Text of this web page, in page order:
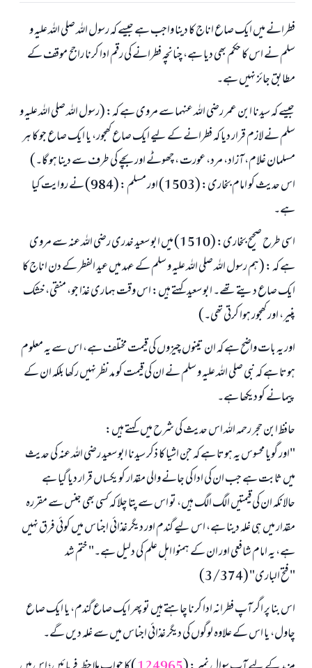
فطرانے میں ایک صاع اناج کا دینا واجب ہے جیسے کہ رسول اللہ صلی اللہ علیہ و
سلم نے اس کا حکم بھی دیا ہے، چنانچہ فطرانے کی رقم ادا کرنا راجح موقف کے
مطابق جائز نہیں ہے۔
جیسے کہ سیدنا ابن عمر رضی اللہ عنہما سے مروی ہے کہ: (رسول اللہ صلی اللہ علیہ و
سلم نے لازم قرار دیا کہ فطرانے کے لیے ایک صاع کھجور، یا ایک صاع جو کا ہر
مسلمان غلام، آزاد، مرد، عورت ، چھوٹے اور بچے کی طرف سے دینا ہو گا۔)
اس حدیث کو امام بخاری: (1503) اور مسلم : (984) نے روایت کیا
ہے۔
اسی طرح صحیح بخاری: (1510) میں ابو سعید خدری رضی اللہ عنہ سے مروی
ہے کہ : (ہم رسول اللہ صلی اللہ علیہ و سلم کے عہد میں عید الفطر کے دن اناج کا
ایک صاع دیتے تھے۔ ابو سعید کہتے ہیں: اس وقت ہماری غذا جو، منقی، خشک
پنیر، اور کھجور ہوا کرتی تھی۔)
اور یہ بات واضح ہے کہ ان تینوں چیزوں کی قیمت مختلف ہے، اس سے یہ معلوم
ہوتا ہے کہ نبی صلی اللہ علیہ و سلم نے ان کی قیمت کو مد نظر نہیں رکھا بلکہ ان کے
پیمانے کو دیکھا ہے۔
حافظ ابن حجر رحمہ اللہ اس حدیث کی شرح میں کہتے ہیں:
"اور گویا محسوس یہ ہوتا ہے کہ جن اشیا کا ذکر سیدنا ابو سعید رضی اللہ عنہ کی حدیث
میں ثابت ہے جب ان کی ادا کی جانے والی مقدار کو یکساں قرار دیا گیا ہے
حالانکہ ان کی قیمتیں الگ الگ ہیں، تو اس سے پتا چلا کہ کسی بھی جنس سے مقررہ
مقدار میں ہی غلہ دینا ہے، اس لیے گندم اور دیگر غذائی اجناس میں کوئی فرق نہیں
ہے، یہ امام شافعی اور ان کے ہمنوا اہل علم کی دلیل ہے۔" ختم شد
"فتح الباری" (3/374)
اس بنا پر اگر آپ فطرانہ ادا کرنا چاہتے ہیں تو پھر ایک صاع گندم، یا ایک صاع
چاول، یا اس کے علاوہ لوگوں کی دیگر غذائی اجناس میں سے غلہ دیں گے۔